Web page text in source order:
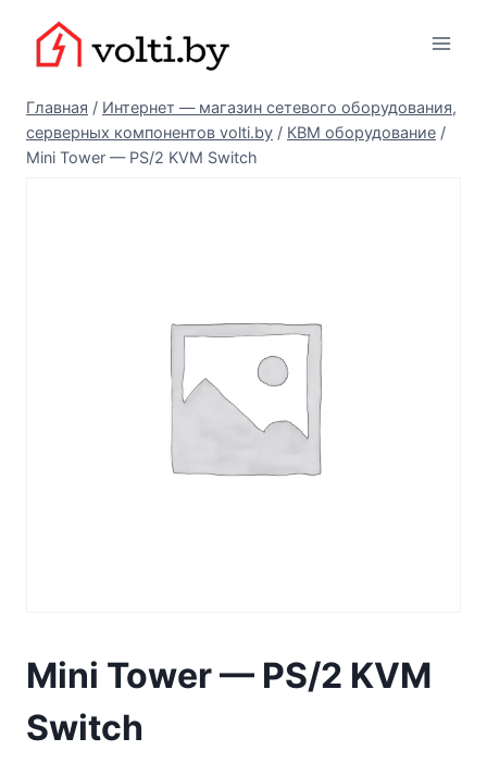
содержимому
Главная / Интернет — магазин сетевого оборудования,
серверных компонентов volti.by / КВМ оборудование /
Mini Tower — PS/2 KVM Switch
Mini Tower — PS/2 KVM
Switch